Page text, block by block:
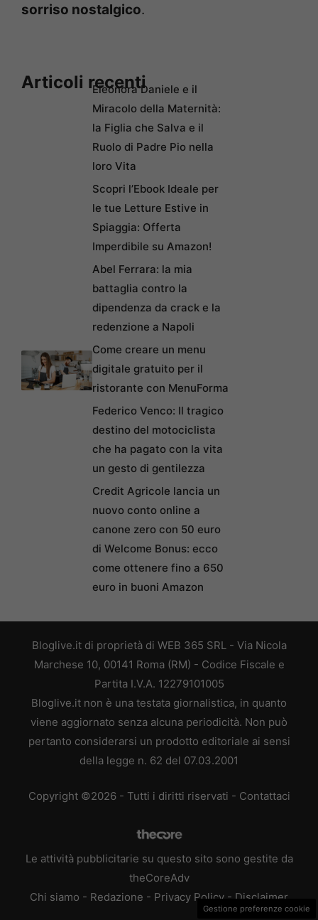
sorriso nostalgico.
Articoli recentiEleonora Daniele e il
Miracolo della Maternità:
la Figlia che Salva e il
Ruolo di Padre Pio nella
loro Vita
Scopri l’Ebook Ideale per
le tue Letture Estive in
Spiaggia: Offerta
Imperdibile su Amazon!
Abel Ferrara: la mia
battaglia contro la
dipendenza da crack e la
redenzione a Napoli
Come creare un menu
digitale gratuito per il
ristorante con MenuForma
Federico Venco: Il tragico
destino del motociclista
che ha pagato con la vita
un gesto di gentilezza
Credit Agricole lancia un
nuovo conto online a
canone zero con 50 euro
di Welcome Bonus: ecco
come ottenere fino a 650
euro in buoni Amazon
Bloglive.it di proprietà di WEB 365 SRL - Via Nicola
Marchese 10, 00141 Roma (RM) - Codice Fiscale e
Partita I.V.A. 12279101005
Bloglive.it non è una testata giornalistica, in quanto
viene aggiornato senza alcuna periodicità. Non può
pertanto considerarsi un prodotto editoriale ai sensi
della legge n. 62 del 07.03.2001
Copyright ©2026 - Tutti i diritti riservati - Contattaci
Le attività pubblicitarie su questo sito sono gestite da
theCoreAdv
Chi siamo - Redazione - Privacy Policy - Disclaimer
Gestione preferenze cookie